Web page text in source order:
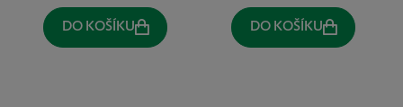
DO KOŠÍKU DO KOŠÍKU